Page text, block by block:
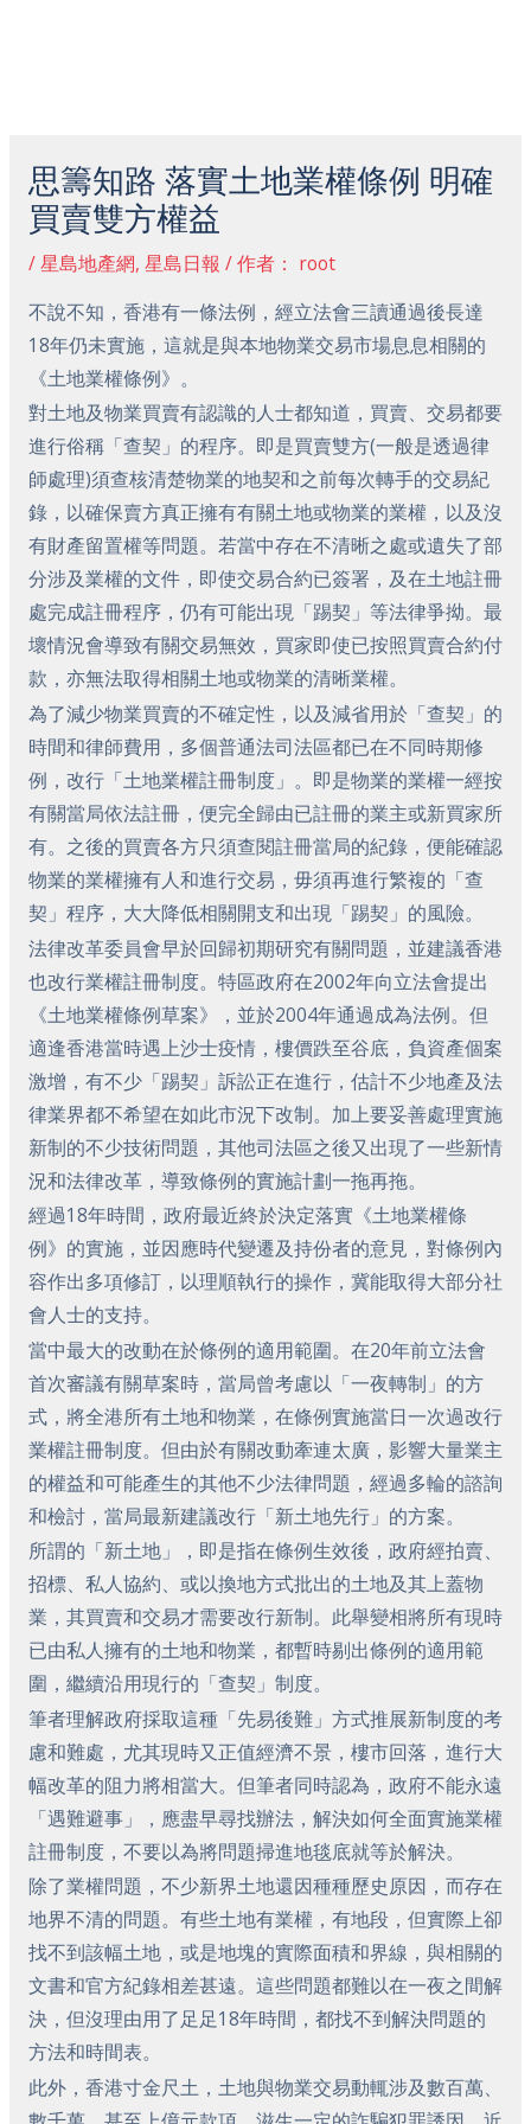
思籌知路 落實土地業權條例 明確
買賣雙方權益
/星島地產網, 星島日報 / 作者： root
不說不知，香港有一條法例，經立法會三讀通過後長達
18年仍未實施，這就是與本地物業交易市場息息相關的
《土地業權條例》。
對土地及物業買賣有認識的人士都知道，買賣、交易都要
進行俗稱「查契」的程序。即是買賣雙方(一般是透過律
師處理)須查核清楚物業的地契和之前每次轉手的交易紀
錄，以確保賣方真正擁有有關土地或物業的業權，以及沒
有財產留置權等問題。若當中存在不清晰之處或遺失了部
分涉及業權的文件，即使交易合約已簽署，及在土地註冊
處完成註冊程序，仍有可能出現「踢契」等法律爭拗。最
壞情況會導致有關交易無效，買家即使已按照買賣合約付
款，亦無法取得相關土地或物業的清晰業權。
為了減少物業買賣的不確定性，以及減省用於「查契」的
時間和律師費用，多個普通法司法區都已在不同時期修
例，改行「土地業權註冊制度」。即是物業的業權一經按
有關當局依法註冊，便完全歸由已註冊的業主或新買家所
有。之後的買賣各方只須查閱註冊當局的紀錄，便能確認
物業的業權擁有人和進行交易，毋須再進行繁複的「查
契」程序，大大降低相關開支和出現「踢契」的風險。
法律改革委員會早於回歸初期研究有關問題，並建議香港
也改行業權註冊制度。特區政府在2002年向立法會提出
《土地業權條例草案》，並於2004年通過成為法例。但
適逢香港當時遇上沙士疫情，樓價跌至谷底，負資產個案
激增，有不少「踢契」訴訟正在進行，估計不少地產及法
律業界都不希望在如此市況下改制。加上要妥善處理實施
新制的不少技術問題，其他司法區之後又出現了一些新情
況和法律改革，導致條例的實施計劃一拖再拖。
經過18年時間，政府最近終於決定落實《土地業權條
例》的實施，並因應時代變遷及持份者的意見，對條例內
容作出多項修訂，以理順執行的操作，冀能取得大部分社
會人士的支持。
當中最大的改動在於條例的適用範圍。在20年前立法會
首次審議有關草案時，當局曾考慮以「一夜轉制」的方
式，將全港所有土地和物業，在條例實施當日一次過改行
業權註冊制度。但由於有關改動牽連太廣，影響大量業主
的權益和可能產生的其他不少法律問題，經過多輪的諮詢
和檢討，當局最新建議改行「新土地先行」的方案。
所謂的「新土地」，即是指在條例生效後，政府經拍賣、
招標、私人協約、或以換地方式批出的土地及其上蓋物
業，其買賣和交易才需要改行新制。此舉變相將所有現時
已由私人擁有的土地和物業，都暫時剔出條例的適用範
圍，繼續沿用現行的「查契」制度。
筆者理解政府採取這種「先易後難」方式推展新制度的考
慮和難處，尤其現時又正值經濟不景，樓市回落，進行大
幅改革的阻力將相當大。但筆者同時認為，政府不能永遠
「遇難避事」，應盡早尋找辦法，解決如何全面實施業權
註冊制度，不要以為將問題掃進地毯底就等於解決。
除了業權問題，不少新界土地還因種種歷史原因，而存在
地界不清的問題。有些土地有業權，有地段，但實際上卻
找不到該幅土地，或是地塊的實際面積和界線，與相關的
文書和官方紀錄相差甚遠。這些問題都難以在一夜之間解
決，但沒理由用了足足18年時間，都找不到解決問題的
方法和時間表。
此外，香港寸金尺土，土地與物業交易動輒涉及數百萬、